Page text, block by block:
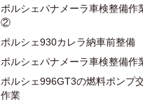
ポルシェパナメーラ車検整備作
②
ポルシェ930カレラ納車前整備
ポルシェパナメーラ車検整備作
ポルシェ996GT3の燃料ポンプ
作業